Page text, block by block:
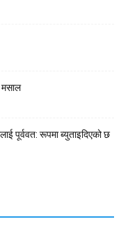
मसाल
पूर्ववत: रूपमा ब्युताइदिएको छ